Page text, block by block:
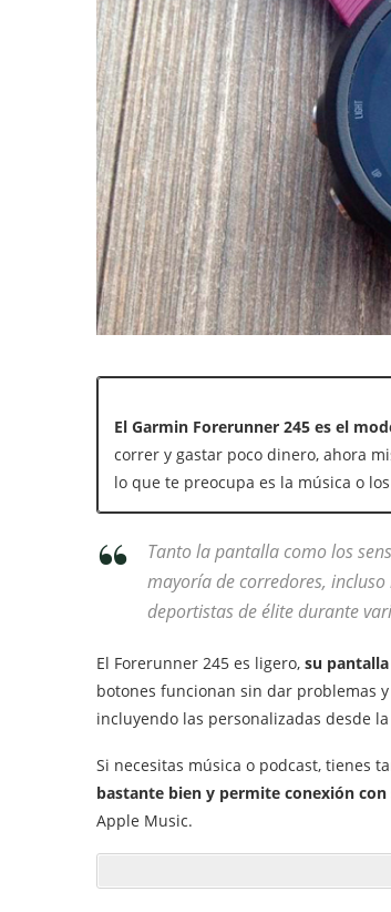
El Garmin Forerunner 245 es el
correr y gastar poco dinero, ahora
lo que te preocupa es la música o
Tanto la pantalla como los
mayoría de corredores,
deportistas de élite durante
El Forerunner 245 es ligero, su
botones funcionan sin dar problemas
incluyendo las personalizadas desde
Si necesitas música o podcast, tienes
bastante bien y permite conexión
Apple Music.